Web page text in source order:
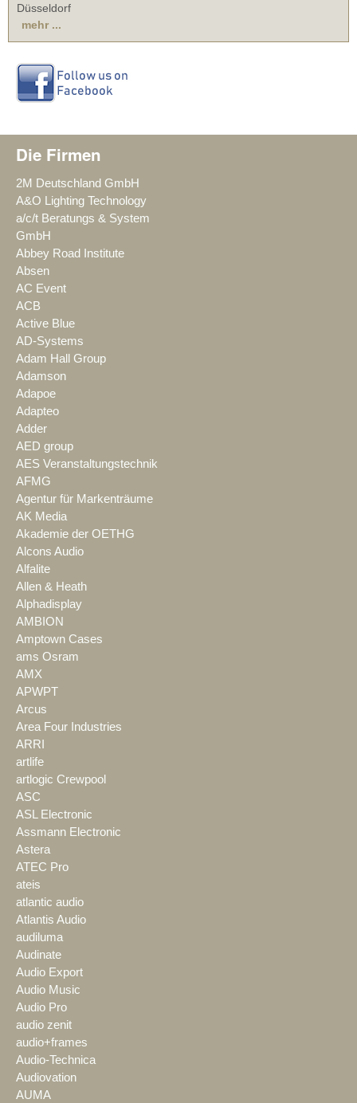
Düsseldorf
mehr ...
Die Firmen
2M Deutschland GmbH
A&O Lighting Technology
a/c/t Beratungs & System
GmbH
Abbey Road Institute
Absen
AC Event
ACB
Active Blue
AD-Systems
Adam Hall Group
Adamson
Adapoe
Adapteo
Adder
AED group
AES Veranstaltungstechnik
AFMG
Agentur für Markenträume
AK Media
Akademie der OETHG
Alcons Audio
Alfalite
Allen & Heath
Alphadisplay
AMBION
Amptown Cases
ams Osram
AMX
APWPT
Arcus
Area Four Industries
ARRI
artlife
artlogic Crewpool
ASC
ASL Electronic
Assmann Electronic
Astera
ATEC Pro
ateis
atlantic audio
Atlantis Audio
audiluma
Audinate
Audio Export
Audio Music
Audio Pro
audio zenit
audio+frames
Audio-Technica
Audiovation
AUMA